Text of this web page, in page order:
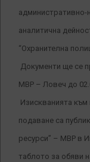
административно-
аналитична
“Охранителна
Документи ще се
МВР – Ловеч до
Изискванията към
подаване са
ресурси” – МВР в
таблото за обяви